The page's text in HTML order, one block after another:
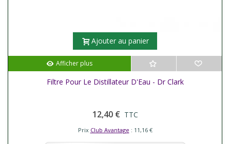
Ajouter au panier
Afficher plus
Filtre Pour Le Distillateur D'Eau - Dr Clark
12,40 € TTC
Prix Club Avantage : 11,16 €